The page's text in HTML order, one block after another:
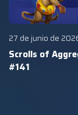
27 de junio de
Scrolls of
#141